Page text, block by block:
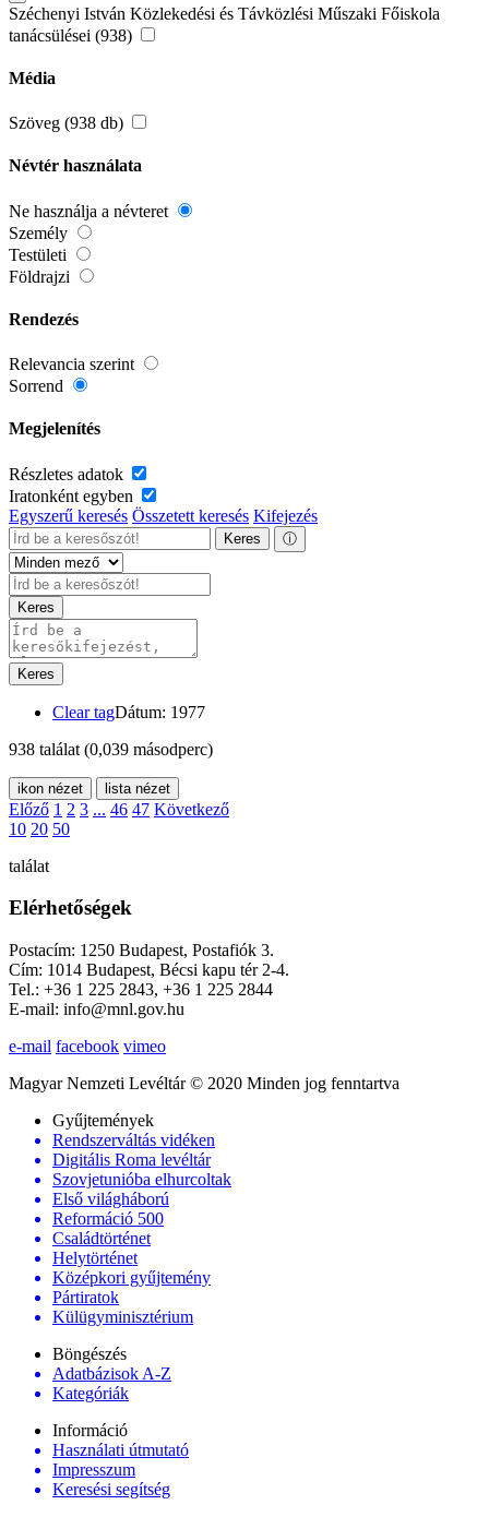
Széchenyi István Közlekedési és Távközlési Műszaki Főiskola
tanácsülései (938)
Média
Szöveg (938 db)
Névtér használata
Ne használja a névteret
Személy
Testületi
Földrajzi
Rendezés
Relevancia szerint
Sorrend
Megjelenítés
Részletes adatok
Iratonként egyben
Egyszerű keresés Összetett keresés Kifejezés
Keres ⓘ
Keres
Keres
Clear tagDátum: 1977
938 találat (0,039 másodperc)
ikon nézet lista nézet
Előző 1 2 3 ... 46 47 Következő
10 20 50
találat
Elérhetőségek
Postacím: 1250 Budapest, Postafiók 3.
Cím: 1014 Budapest, Bécsi kapu tér 2-4.
Tel.: +36 1 225 2843, +36 1 225 2844
E-mail: info@mnl.gov.hu
e-mail facebook vimeo
Magyar Nemzeti Levéltár © 2020 Minden jog fenntartva
Gyűjtemények
Rendszerváltás vidéken
Digitális Roma levéltár
Szovjetunióba elhurcoltak
Első világháború
Reformáció 500
Családtörténet
Helytörténet
Középkori gyűjtemény
Pártiratok
Külügyminisztérium
Böngészés
Adatbázisok A-Z
Kategóriák
Információ
Használati útmutató
Impresszum
Keresési segítség